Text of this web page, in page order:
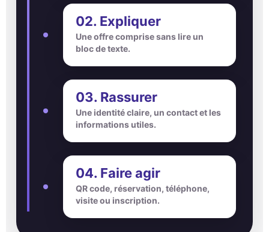
02. Expliquer
Une offre comprise sans lire un
bloc de texte.
03. Rassurer
Une identité claire, un contact et les
informations utiles.
04. Faire agir
QR code, réservation, téléphone,
visite ou inscription.